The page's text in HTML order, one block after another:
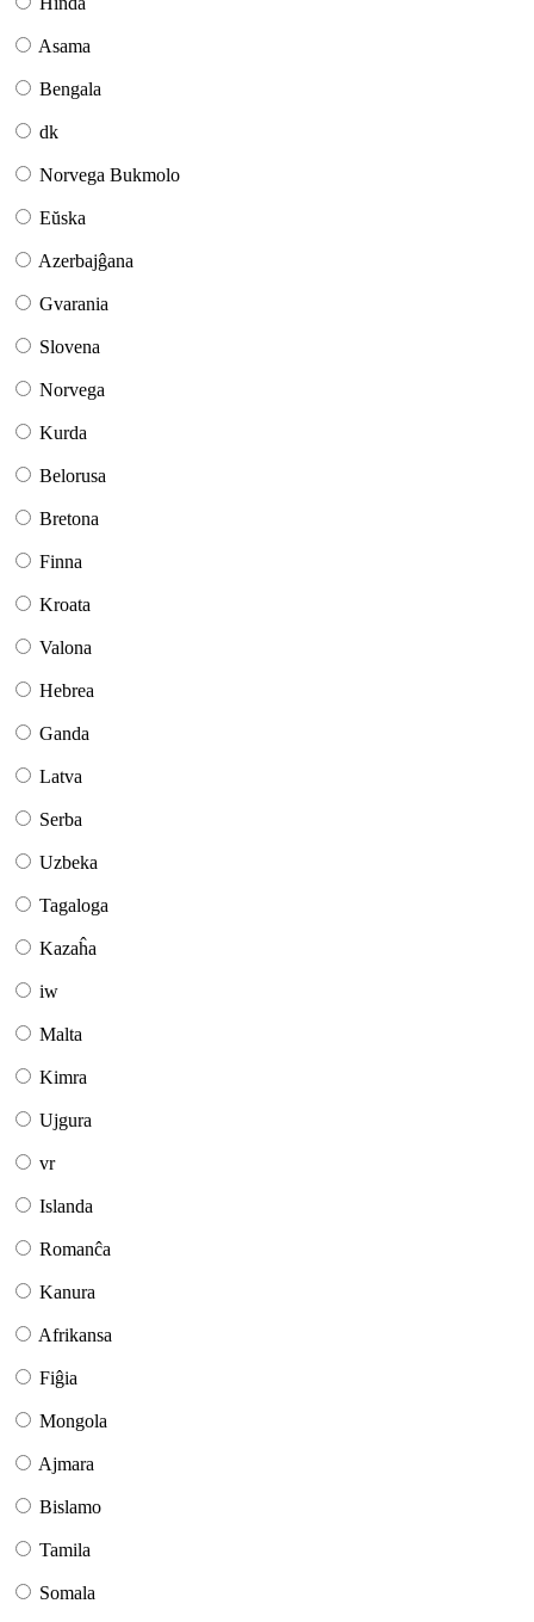
Asama
Bengala
dk
Norvega Bukmolo
Eŭska
Azerbajĝana
Gvarania
Slovena
Norvega
Kurda
Belorusa
Bretona
Finna
Kroata
Valona
Hebrea
Ganda
Latva
Serba
Uzbeka
Tagaloga
Kazaĥa
iw
Malta
Kimra
Ujgura
vr
Islanda
Romanĉa
Kanura
Afrikansa
Fiĝia
Mongola
Ajmara
Bislamo
Tamila
Somala